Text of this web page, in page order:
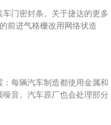
混合气的形成及点火方式都
燃，而不是点燃。柴油发动
点时，温度可达500-70
门密封条。关于捷达的更多
前进气格栅改用网络状造
，内部拥有镀铬饰条装饰，
，在中高配车型上配置了大
不错，唯一不足的是在中控
每辆汽车制造都使用金属和
音。汽车原厂也会处理部分
中低档车都有必要安装减震